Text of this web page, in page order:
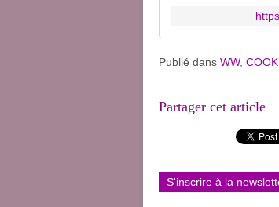
Publié dans WW,
Partager cet article
S'inscrire à la